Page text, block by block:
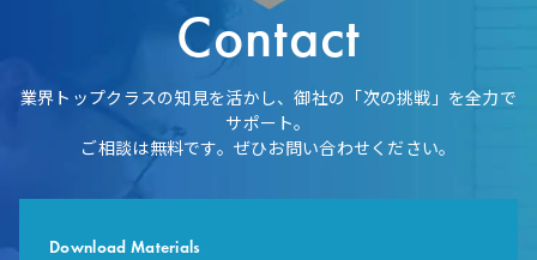
Contact
業界トップクラスの知見を活かし、御社の「次の挑戦」を全力で
サポート。
ご相談は無料です。ぜひお問い合わせください。
Download Materials